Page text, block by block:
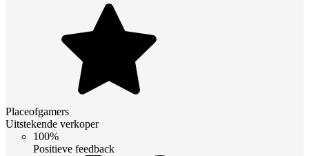
Placeofgamers
Uitstekende verkoper
100%
Positieve feedback